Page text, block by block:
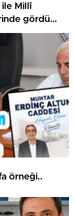
ile Millî
gördü…
örneği..